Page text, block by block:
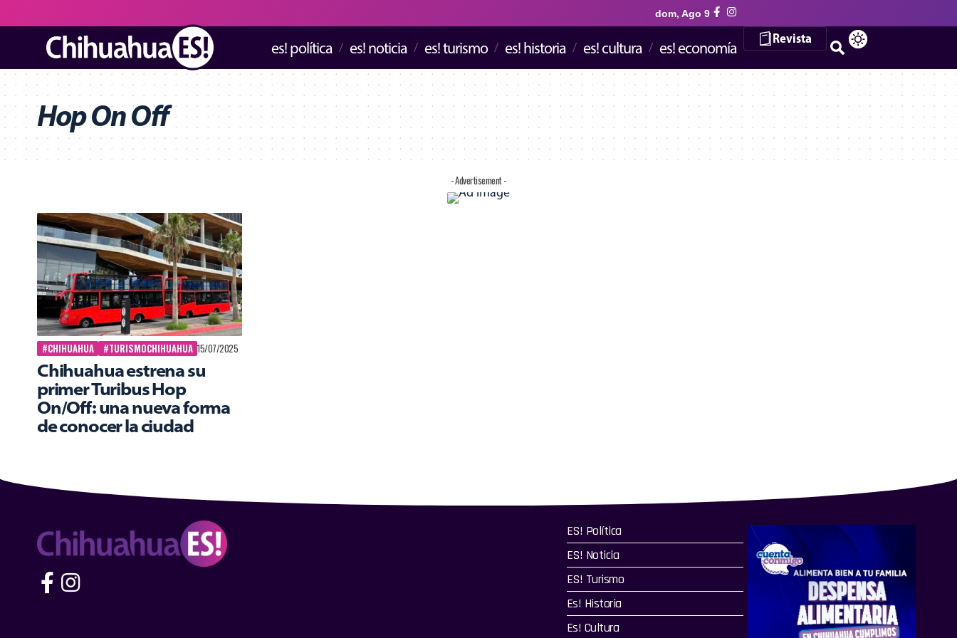
dom, Ago 9
es! política es! noticia es! turismo es! historia es! cultura es! economía Revista
Hop On Off
- Advertisement -
#CHIHUAHUA #TURISMOCHIHUAHUA 15/07/2025
Chihuahua estrena su
primer Turibus Hop
On/Off: una nueva forma
de conocer la ciudad
ES! Política
ES! Noticia
ES! Turismo
Es! Historia
Es! Cultura